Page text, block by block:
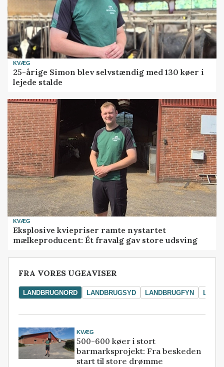
KVÆG
25-årige Simon blev selvstændig med 130 køer i
lejede stalde
KVÆG
Eksplosive kviepriser ramte nystartet
mælkeproducent: Ét fravalg gav store udsving
FRA VORES UGEAVISER
LANDBRUGNORD LANDBRUGSYD LANDBRUGFYN
KVÆG
500-600 køer i stort
barmarksprojekt: Fra beskeden
start til store drømme